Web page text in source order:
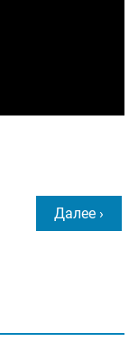
Далее ›